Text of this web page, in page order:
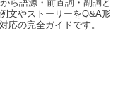
ら語源・前置詞・副詞と
文やストーリーをQ&A形
応の完全ガイドです。